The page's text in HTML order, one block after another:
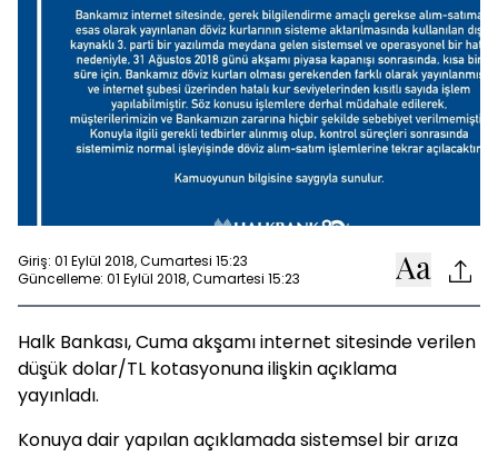
Giriş: 01 Eylül 2018, Cumartesi 15:23
Güncelleme: 01 Eylül 2018, Cumartesi 15:23
Halk Bankası, Cuma akşamı internet sitesinde verilen
düşük dolar/TL kotasyonuna ilişkin açıklama
yayınladı.
Konuya dair yapılan açıklamada sistemsel bir arıza